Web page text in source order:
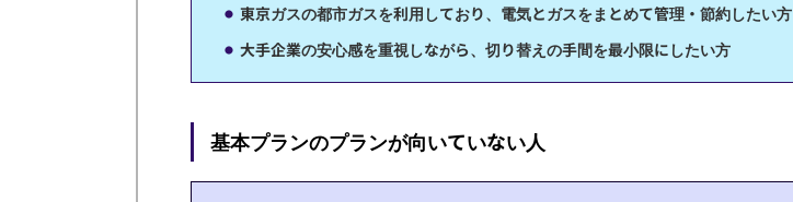
東京ガスの都市ガスを利用しており、電気とガスをまとめて管理・節約したい方
大手企業の安心感を重視しながら、切り替えの手間を最小限にしたい方
基本プランのプランが向いていない人